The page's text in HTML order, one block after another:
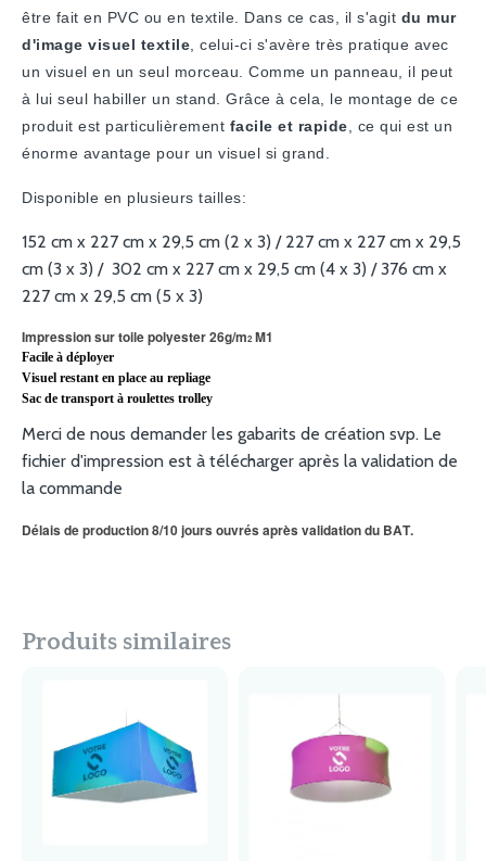
être fait en PVC ou en textile. Dans ce cas, il s'agit du mur
d'image visuel textile , celui-ci s'avère très pratique avec
un visuel en un seul morceau. Comme un panneau, il peut
à lui seul habiller un stand. Grâce à cela, le montage de ce
produit est particulièrement facile et rapide , ce qui est un
énorme avantage pour un visuel si grand.
Disponible en plusieurs tailles:
152 cm x 227 cm x 29,5 cm (2 x 3) / 227 cm x 227 cm x 29,5
cm (3 x 3) / 302 cm x 227 cm x 29,5 cm (4 x 3) / 376 cm x
227 cm x 29,5 cm (5 x 3)
Impression sur toile polyester 26g/m2 M1
Facile à déployer
Visuel restant en place au repliage
Sac de transport à roulettes trolley
Merci de nous demander les gabarits de création svp. Le
fichier d'impression est à télécharger après la validation de
la commande
Délais de production 8/10 jours ouvrés après validation du BAT.
Produits similaires